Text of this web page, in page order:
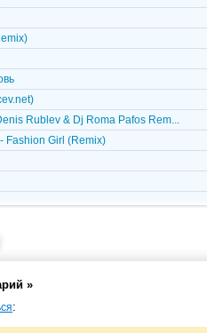
Rublev & Dj Roma Pafos Rem...
Fashion Girl (Remix)
»
: